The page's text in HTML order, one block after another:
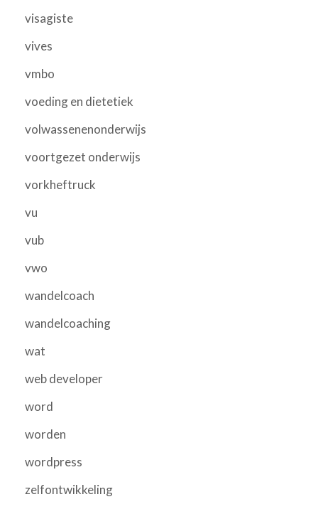
visagiste
vives
vmbo
voeding en dietetiek
volwassenenonderwijs
voortgezet onderwijs
vorkheftruck
vu
vub
vwo
wandelcoach
wandelcoaching
wat
web developer
word
worden
wordpress
zelfontwikkeling